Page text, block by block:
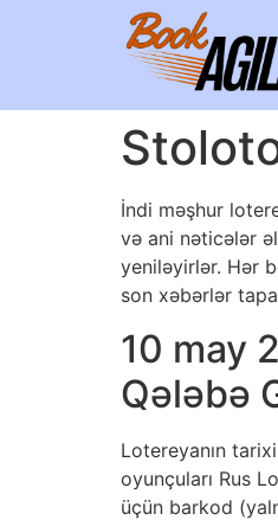
İndi məşhur
və ani nəticələr
yeniləyirlər. Hər
son xəbərlər
10 may
Qələbə
Lotereyanın
oyunçuları Rus
üçün barkod